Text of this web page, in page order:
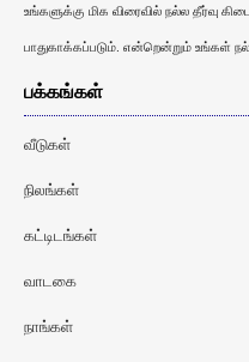
உங்களுக்கு மிக விரைவில் நல்ல தீர்வு
பாதுகாக்கப்படும். என்றென்றும் உங்கள்
பக்கங்கள்
வீடுகள்
நிலங்கள்
கட்டிடங்கள்
வாடகை
நாங்கள்